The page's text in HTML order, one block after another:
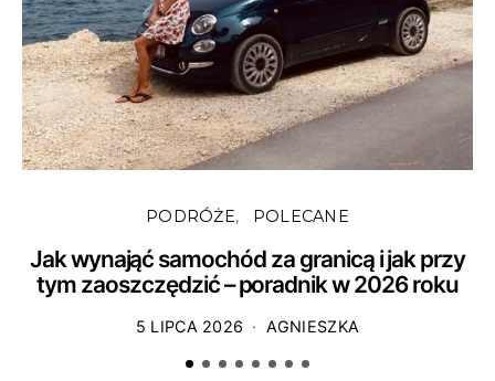
PODRÓŻE POLECANE
Jak wynająć samochód za granicą i jak przy
tym zaoszczędzić – poradnik w 2026 roku
5 LIPCA 2026 AGNIESZKA